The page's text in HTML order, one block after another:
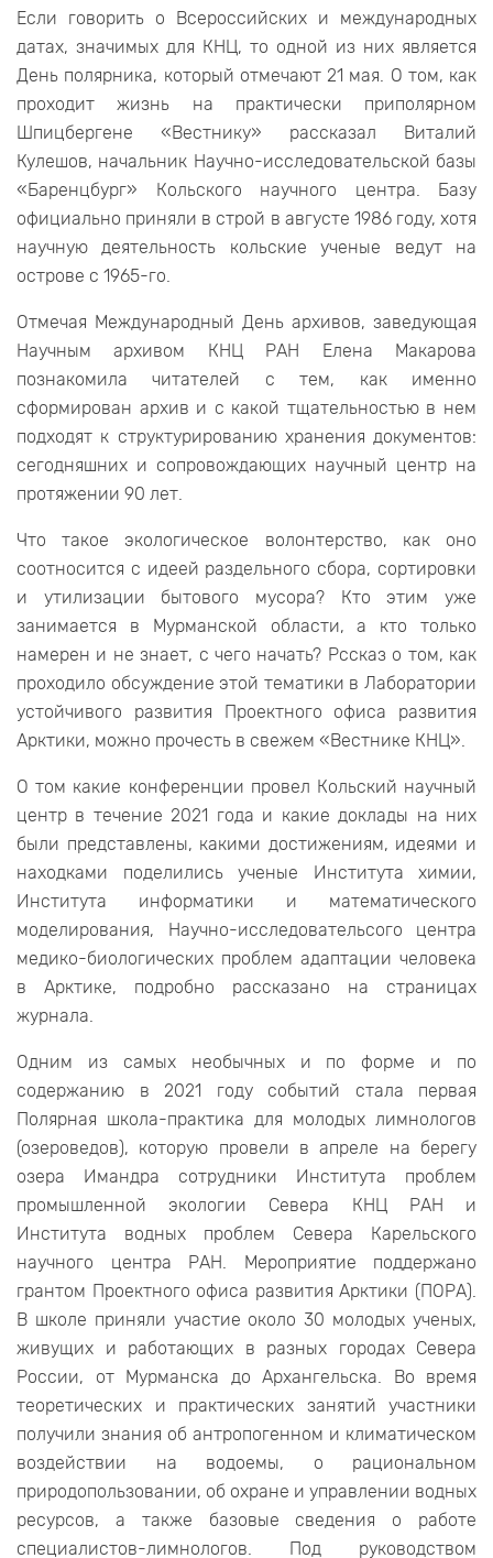
Если говорить о Всероссийских и международных
датах, значимых для КНЦ, то одной из них является
День полярника, который отмечают 21 мая. О том, как
проходит жизнь на практически приполярном
Шпицбергене «Вестнику» рассказал Виталий
Кулешов, начальник Научно-исследовательской базы
«Баренцбург» Кольского научного центра. Базу
официально приняли в строй в августе 1986 году, хотя
научную деятельность кольские ученые ведут на
острове с 1965-го.
Отмечая Международный День архивов, заведующая
Научным архивом КНЦ РАН Елена Макарова
познакомила читателей с тем, как именно
сформирован архив и с какой тщательностью в нем
подходят к структурированию хранения документов:
сегодняшних и сопровождающих научный центр на
протяжении 90 лет.
Что такое экологическое волонтерство, как оно
соотносится с идеей раздельного сбора, сортировки
и утилизации бытового мусора? Кто этим уже
занимается в Мурманской области, а кто только
намерен и не знает, с чего начать? Рссказ о том, как
проходило обсуждение этой тематики в Лаборатории
устойчивого развития Проектного офиса развития
Арктики, можно прочесть в свежем «Вестнике КНЦ».
О том какие конференции провел Кольский научный
центр в течение 2021 года и какие доклады на них
были представлены, какими достижениям, идеями и
находками поделились ученые Института химии,
Института информатики и математического
моделирования, Научно-исследовательсого центра
медико-биологических проблем адаптации человека
в Арктике, подробно рассказано на страницах
журнала.
Одним из самых необычных и по форме и по
содержанию в 2021 году событий стала первая
Полярная школа-практика для молодых лимнологов
(озероведов), которую провели в апреле на берегу
озера Имандра сотрудники Института проблем
промышленной экологии Севера КНЦ РАН и
Института водных проблем Севера Карельского
научного центра РАН. Мероприятие поддержано
грантом Проектного офиса развития Арктики (ПОРА).
В школе приняли участие около 30 молодых ученых,
живущих и работающих в разных городах Севера
России, от Мурманска до Архангельска. Во время
теоретических и практических занятий участники
получили знания об антропогенном и климатическом
воздействии на водоемы, о рациональном
природопользовании, об охране и управлении водных
ресурсов, а также базовые сведения о работе
специалистов-лимнологов. Под руководством